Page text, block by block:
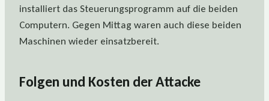
installiert das Steuerungsprogramm auf die beiden
Computern. Gegen Mittag waren auch diese beiden
Maschinen wieder einsatzbereit.
Folgen und Kosten der Attacke